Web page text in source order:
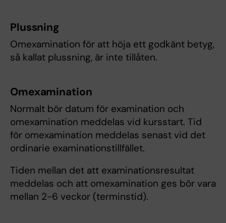
Plussning
Omexamination för att höja ett godkänt betyg,
så kallat plussning, är inte tillåten.
Omexamination
Normalt bör datum för examination och
omexamination meddelas vid kursstart. Tid
för omexamination meddelas senast vid det
ordinarie examinationstillfället.
Tiden mellan det att examinationsresultat
meddelas och att omexamination ges bör vara
mellan 2-6 veckor (terminstid).